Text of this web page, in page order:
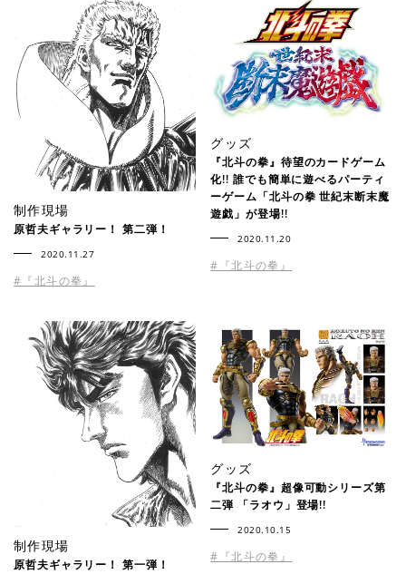
制作現場
原哲夫ギャラリー！ 第二弾！
2020.11.27
#『北斗の拳』
グッズ
『北斗の拳』待望のカードゲーム
化!! 誰でも簡単に遊べるパーティ
ーゲーム「北斗の拳 世紀末断末魔
遊戯」が登場!!
2020.11.20
#『北斗の拳』
制作現場
原哲夫ギャラリー！ 第一弾！
グッズ
『北斗の拳』超像可動シリーズ第
二弾 「ラオウ」登場!!
2020.10.15
#『北斗の拳』